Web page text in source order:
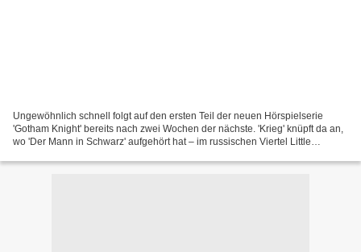
Ungewöhnlich schnell folgt auf den ersten Teil der neuen Hörspielserie
'Gotham Knight' bereits nach zwei Wochen der nächste. 'Krieg' knüpft da an,
wo 'Der Mann in Schwarz' aufgehört hat – im russischen Viertel Little